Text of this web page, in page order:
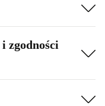
zgodności